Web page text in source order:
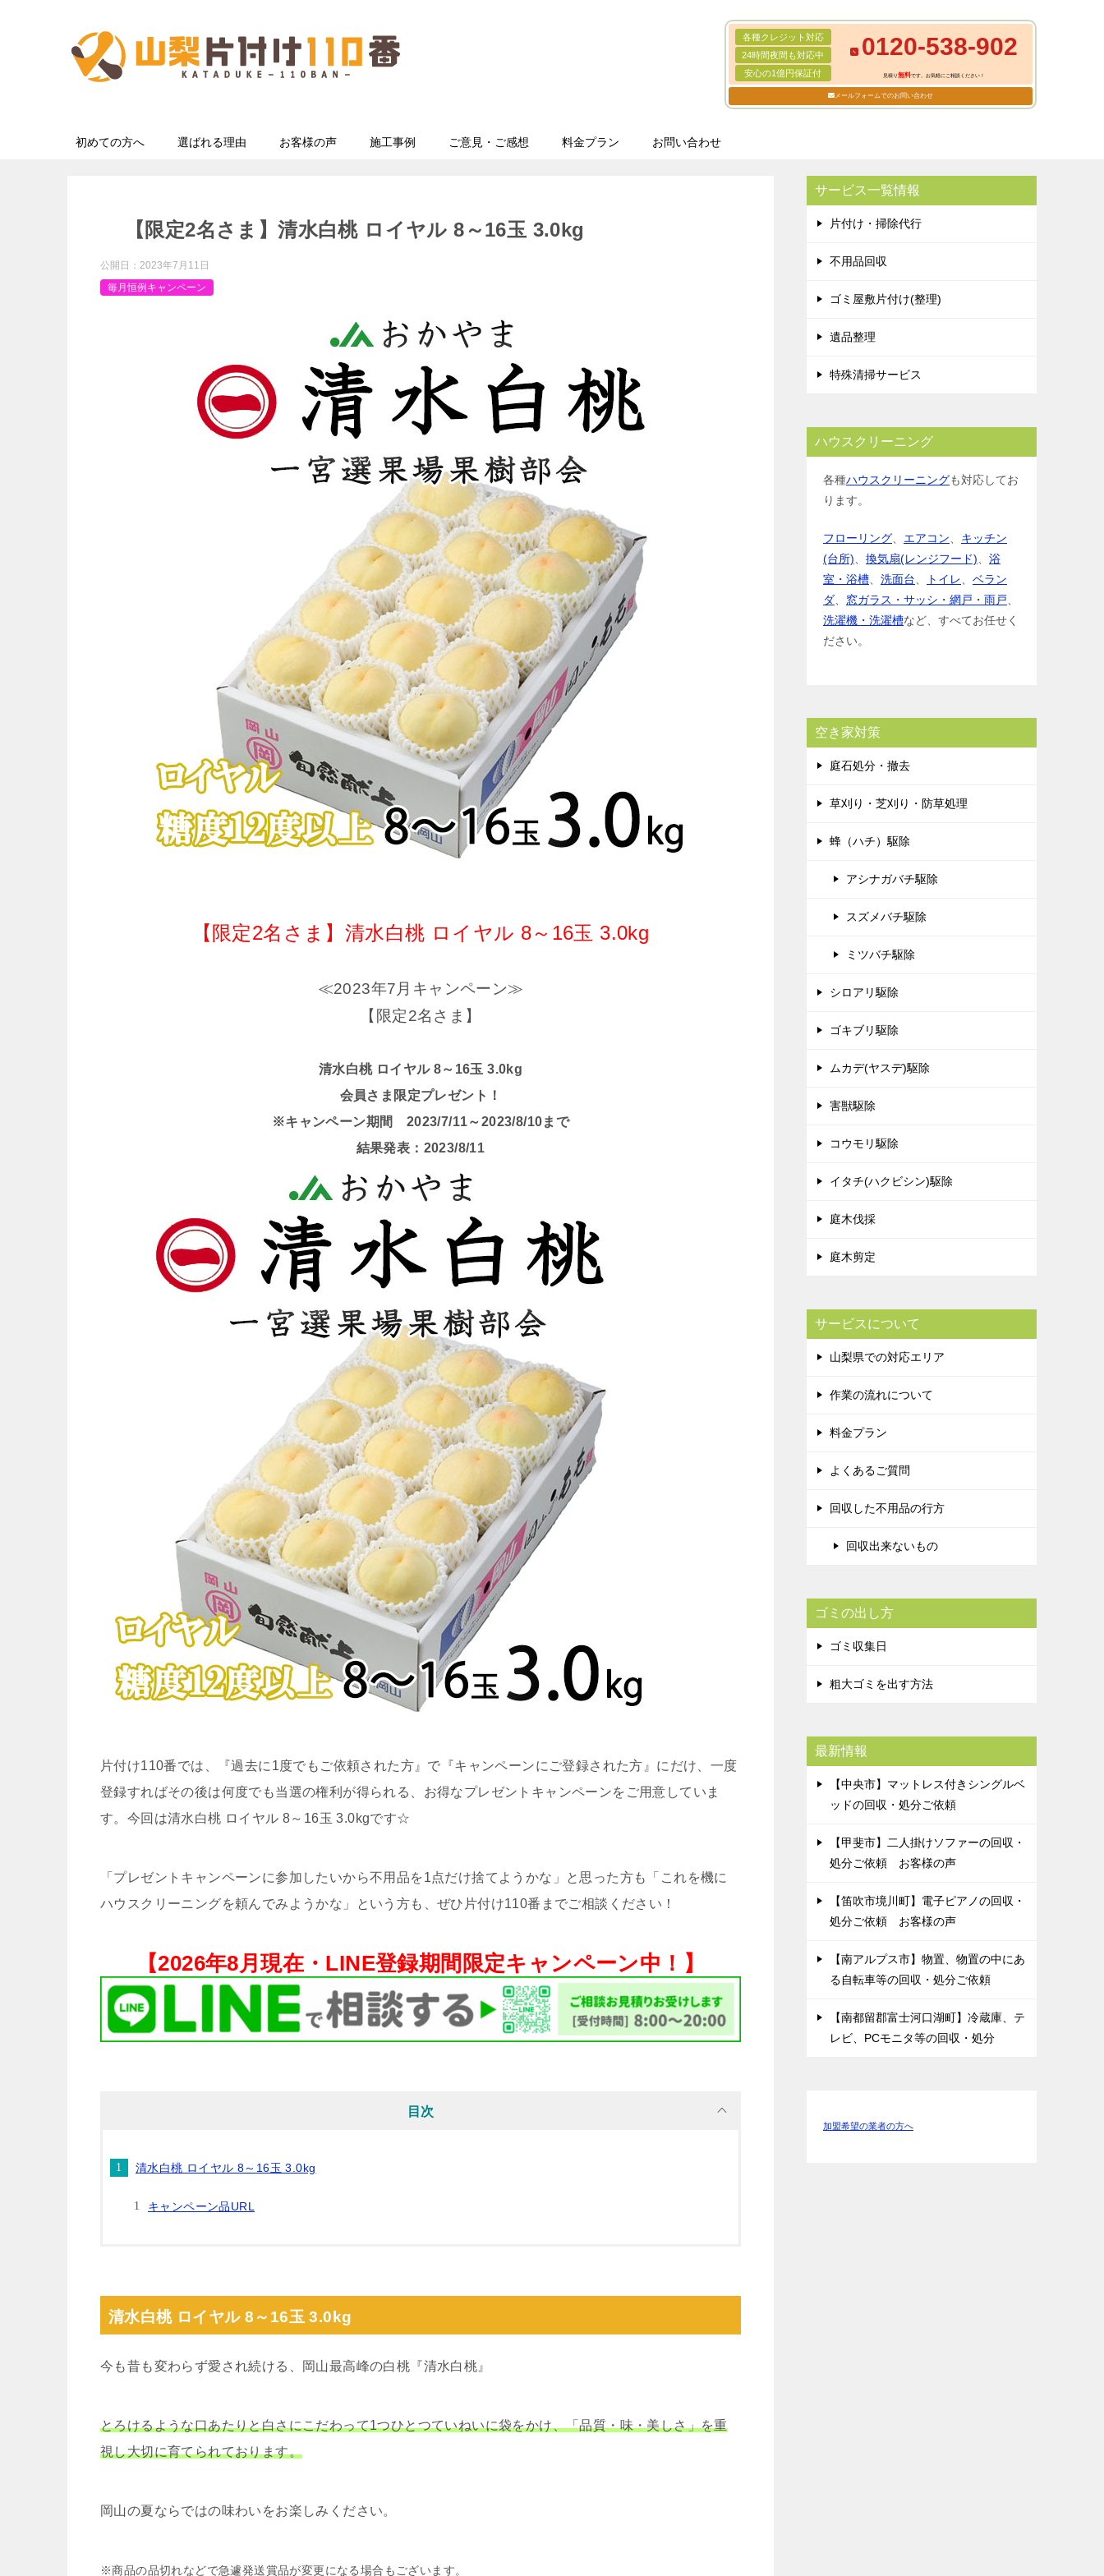
各種クレジット対応
24時間夜間も対応中
安心の1億円保証付
0120-538-902
見積り無料です。お気軽にご相談ください！
メールフォームでのお問い合わせ
初めての方へ 選ばれる理由 お客様の声 施工事例 ご意見・ご感想 料金プラン お問い合わせ
【限定2名さま】清水白桃 ロイヤル 8～16玉 3.0kg
公開日： 2023年7月11日
毎月恒例キャンペーン
【限定2名さま】清水白桃 ロイヤル 8～16玉 3.0kg
≪2023年7月キャンペーン≫
【限定2名さま】
清水白桃 ロイヤル 8～16玉 3.0kg
会員さま限定プレゼント！
※キャンペーン期間 2023/7/11～2023/8/10まで
結果発表：2023/8/11
片付け110番では、『過去に1度でもご依頼された方』で『キャンペーンにご登録された方』にだけ、一度
登録すればその後は何度でも当選の権利が得られる、お得なプレゼントキャンペーンをご用意していま
す。今回は清水白桃 ロイヤル 8～16玉 3.0kgです☆
「プレゼントキャンペーンに参加したいから不用品を1点だけ捨てようかな」と思った方も「これを機に
ハウスクリーニングを頼んでみようかな」という方も、ぜひ片付け110番までご相談ください！
【2026年8月現在・ LINE登録期間限定キャンペーン中！】
目次
清水白桃 ロイヤル 8～16玉 3.0kg
キャンペーン品URL
清水白桃 ロイヤル 8～16玉 3.0kg
今も昔も変わらず愛され続ける、岡山最高峰の白桃『清水白桃』
とろけるような口あたりと白さにこだわって1つひとつていねいに袋をかけ、「品質・味・美しさ」を重
視し大切に育てられております。
岡山の夏ならではの味わいをお楽しみください。
※商品の品切れなどで急遽発送賞品が変更になる場合もございます。
サービス一覧情報
片付け・掃除代行
不用品回収
ゴミ屋敷片付け(整理)
遺品整理
特殊清掃サービス
ハウスクリーニング
各種ハウスクリーニングも対応してお
ります。
フローリング エアコン
キッチン
(台所)
換気扇(レンジフード)
浴
室・浴槽
洗面台 トイレ
ベラン
ダ
窓ガラス・サッシ・網戸・雨戸
洗濯機・洗濯槽など、すべてお任せく
ださい。
空き家対策
庭石処分・撤去
草刈り・芝刈り・防草処理
蜂（ハチ）駆除
アシナガバチ駆除
スズメバチ駆除
ミツバチ駆除
シロアリ駆除
ゴキブリ駆除
ムカデ(ヤスデ)駆除
害獣駆除
コウモリ駆除
イタチ(ハクビシン)駆除
庭木伐採
庭木剪定
サービスについて
山梨県での対応エリア
作業の流れについて
料金プラン
よくあるご質問
回収した不用品の行方
回収出来ないもの
ゴミの出し方
ゴミ収集日
粗大ゴミを出す方法
最新情報
【中央市】マットレス付きシングルベ
ッドの回収・処分ご依頼
【甲斐市】二人掛けソファーの回収・
処分ご依頼 お客様の声
【笛吹市境川町】電子ピアノの回収・
処分ご依頼 お客様の声
【南アルプス市】物置、物置の中にあ
る自転車等の回収・処分ご依頼
【南都留郡富士河口湖町】冷蔵庫、テ
レビ、PCモニタ等の回収・処分
加盟希望の業者の方へ